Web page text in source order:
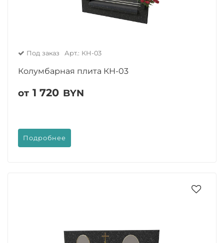
Под заказ Арт.: КН-03
Колумбарная плита КН-03
от 1 720 BYN
Подробнее